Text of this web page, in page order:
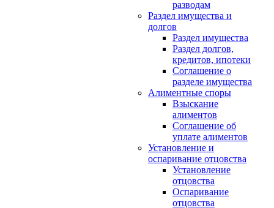
разводам
Раздел имущества и
долгов
Раздел имущества
Раздел долгов,
кредитов, ипотеки
Соглашение о
разделе имущества
Алиментные споры
Взыскание
алиментов
Соглашение об
уплате алиментов
Установление и
оспаривание отцовства
Установление
отцовства
Оспаривание
отцовства